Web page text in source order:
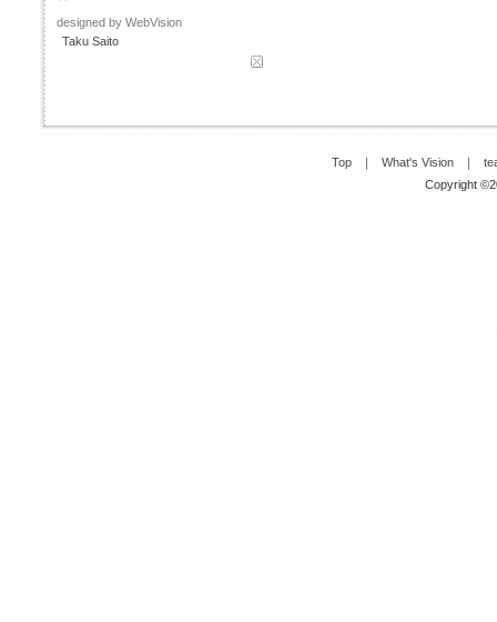
designed by WebVision
Taku Saito
Top ｜ What's Vision ｜
Copyright